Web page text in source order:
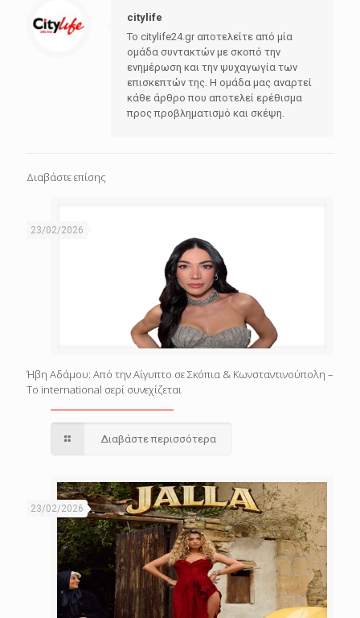
citylife
Το citylife24.gr αποτελείτε από μία
ομάδα συντακτών με σκοπό την
ενημέρωση και την ψυχαγωγία των
επισκεπτών της. Η ομάδα μας αναρτεί
κάθε άρθρο που αποτελεί ερέθισμα
προς προβληματισμό και σκέψη.
Διαβάστε επίσης
23/02/2026
Ήβη Αδάμου: Από την Αίγυπτο σε Σκόπια & Κωνσταντινούπολη –
Το international σερί συνεχίζεται
Διαβάστε περισσότερα
23/02/2026